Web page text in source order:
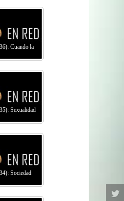
Cuando la
Sexualidad
Sociedad